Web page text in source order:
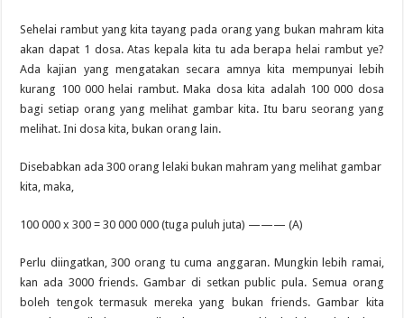
Sehelai rambut yang kita tayang pada orang yang bukan mahram kita
akan dapat 1 dosa. Atas kepala kita tu ada berapa helai rambut ye?
Ada kajian yang mengatakan secara amnya kita mempunyai lebih
kurang 100 000 helai rambut. Maka dosa kita adalah 100 000 dosa
bagi setiap orang yang melihat gambar kita. Itu baru seorang yang
melihat. Ini dosa kita, bukan orang lain.
Disebabkan ada 300 orang lelaki bukan mahram yang melihat gambar
kita, maka,
100 000 x 300 = 30 000 000 (tuga puluh juta) ——— (A)
Perlu diingatkan, 300 orang tu cuma anggaran. Mungkin lebih ramai,
kan ada 3000 friends. Gambar di setkan public pula. Semua orang
boleh tengok termasuk mereka yang bukan friends. Gambar kita